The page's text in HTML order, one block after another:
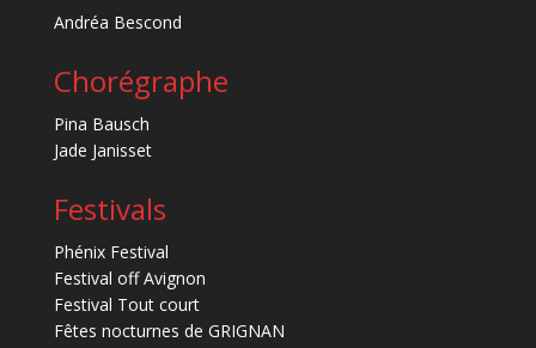
Andréa Bescond
Chorégraphe
Pina Bausch
Jade Janisset
Festivals
Phénix Festival
Festival off Avignon
Festival Tout court
Fêtes nocturnes de GRIGNAN